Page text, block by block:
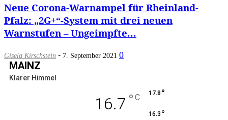
Neue Corona-Warnampel für Rheinland-
Pfalz: „2G+“-System mit drei neuen
Warnstufen – Ungeimpfte...
Gisela Kirschstein - 7. September 2021 0
MAINZ
Klarer Himmel
16.7 ° C 17.8 °
16.3 °